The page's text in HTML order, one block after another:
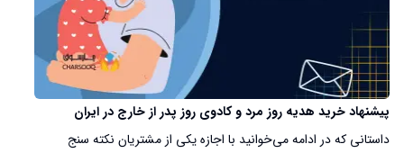
پیشنهاد خرید هدیه روز مرد و کادوی روز پدر از خارج در ایران
داستانی که در ادامه می‌‌خوانید با اجازه یکی از مشتریان نکته سنج